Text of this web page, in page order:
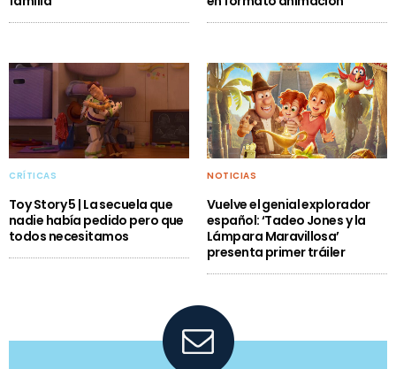
CRÍTICAS
Toy Story 5 | La secuela que
nadie había pedido pero que
todos necesitamos
NOTICIAS
Vuelve el genial explorador
español: ‘Tadeo Jones y la
Lámpara Maravillosa’
presenta primer tráiler